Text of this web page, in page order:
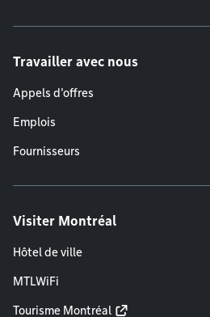
Travailler avec nous
Appels d'offres
Emplois
Fournisseurs
Visiter Montréal
Hôtel de ville
MTLWiFi
Tourisme Montréal